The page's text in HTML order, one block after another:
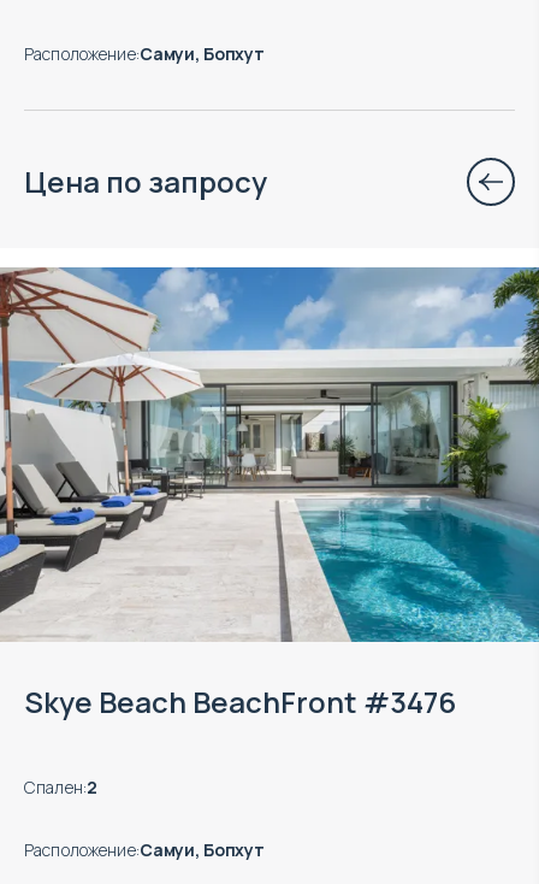
Расположение:Самуи, Бопхут
Цена по запросу
Skye Beach BeachFront #3476
Спален:2
Расположение:Самуи, Бопхут